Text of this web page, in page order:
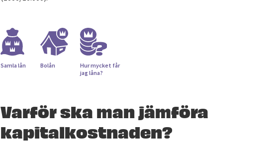
Samla lån Bolån
Hur mycket får
jag låna?
Varför ska man jämföra
kapitalkostnaden?